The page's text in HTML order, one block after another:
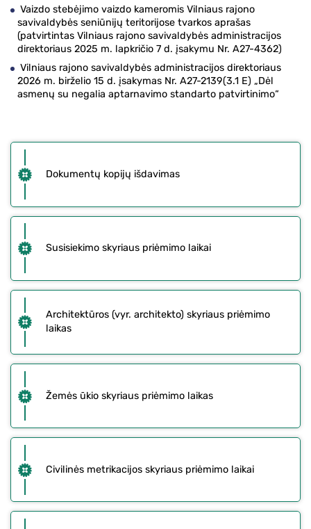
Vaizdo stebėjimo vaizdo kameromis Vilniaus rajono
savivaldybės seniūnijų teritorijose tvarkos aprašas
(patvirtintas Vilniaus rajono savivaldybės administracijos
direktoriaus 2025 m. lapkričio 7 d. įsakymu Nr. A27-4362)
Vilniaus rajono savivaldybės administracijos direktoriaus
2026 m. birželio 15 d. įsakymas Nr. A27-2139(3.1 E) „Dėl
asmenų su negalia aptarnavimo standarto patvirtinimo“
Dokumentų kopijų išdavimas
Susisiekimo skyriaus priėmimo laikai
Architektūros (vyr. architekto) skyriaus priėmimo
laikas
Žemės ūkio skyriaus priėmimo laikas
Civilinės metrikacijos skyriaus priėmimo laikai